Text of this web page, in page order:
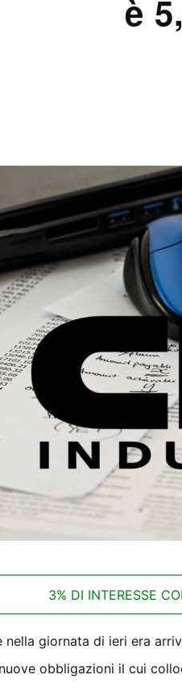
è
3% DI INTERESSE
nella giornata di ieri era
obbligazioni il cui